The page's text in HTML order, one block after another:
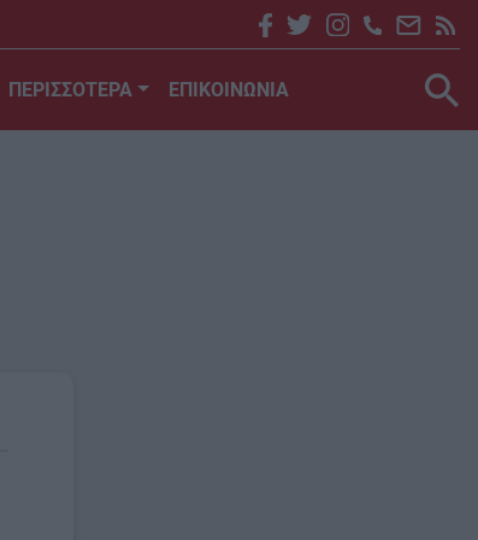
ΠΕΡΙΣΣΟΤΕΡΑ ΕΠΙΚΟΙΝΩΝΙΑ